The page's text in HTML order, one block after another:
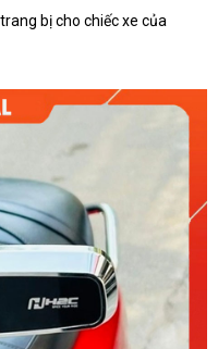
bị cho chiếc xe của